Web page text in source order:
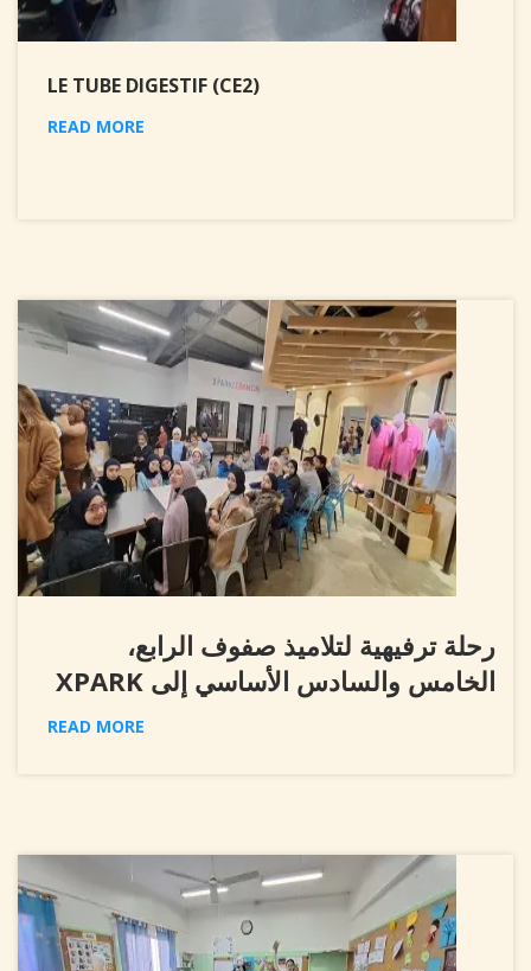
LE TUBE DIGESTIF (CE2)
READ MORE
رحلة ترفيهية لتلاميذ صفوف الرابع،
الخامس والسادس الأساسي إلى XPARK
READ MORE